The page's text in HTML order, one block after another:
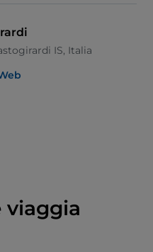
indietro nel
e duelli all’ultimo
IS, Italia
viaggia